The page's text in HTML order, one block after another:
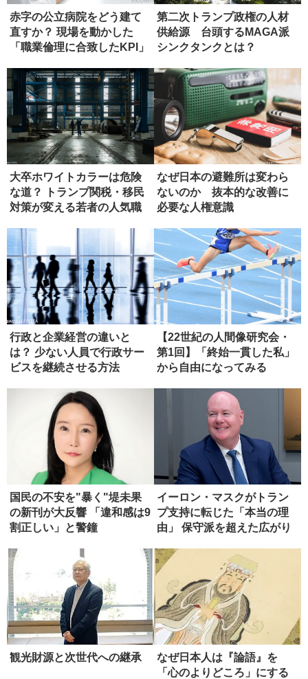
赤字の公立病院をどう建て
直すか？ 現場を動かした
「職業倫理に合致したKPI」
第二次トランプ政権の人材
供給源 台頭するMAGA派
シンクタンクとは？
大卒ホワイトカラーは危険
な道？ トランプ関税・移民
対策が変える若者の人気職
なぜ日本の避難所は変わら
ないのか 抜本的な改善に
必要な人権意識
行政と企業経営の違いと
は？ 少ない人員で行政サー
ビスを継続させる方法
【22世紀の人間像研究会・
第1回】「終始一貫した私」
から自由になってみる
国民の不安を"暴く"堤未果
の新刊が大反響 「違和感は9
割正しい」と警鐘
イーロン・マスクがトラン
プ支持に転じた「本当の理
由」 保守派を超えた広がり
観光財源と次世代への継承
なぜ日本人は『論語』を
「心のよりどころ」にする